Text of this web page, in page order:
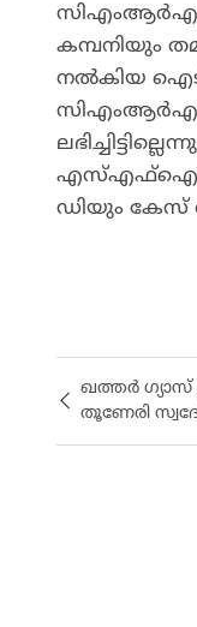
കമ്പനിയും
നൽകിയ
സിഎംആർഎൽ
എസ്എഫ്ഐഒ ഈ
ഡിയും കേസ്
ഖത്തർ ഗ്യാസ്
തൂണേരി